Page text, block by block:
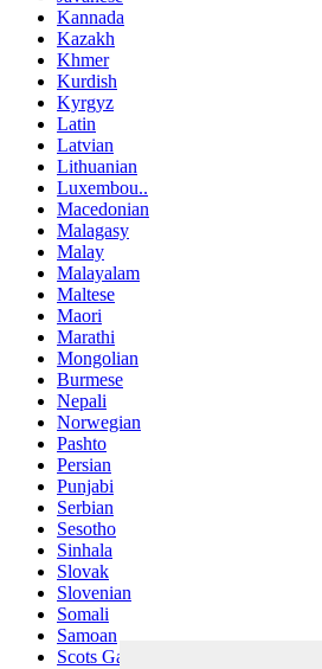
Kannada
Kazakh
Khmer
Kurdish
Kyrgyz
Latin
Latvian
Lithuanian
Luxembou..
Macedonian
Malagasy
Malay
Malayalam
Maltese
Maori
Marathi
Mongolian
Burmese
Nepali
Norwegian
Pashto
Persian
Punjabi
Serbian
Sesotho
Sinhala
Slovak
Slovenian
Somali
Samoan
Scots Gaelic